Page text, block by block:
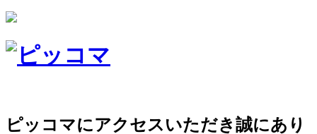
ピッコマにアクセスいただき誠にあり